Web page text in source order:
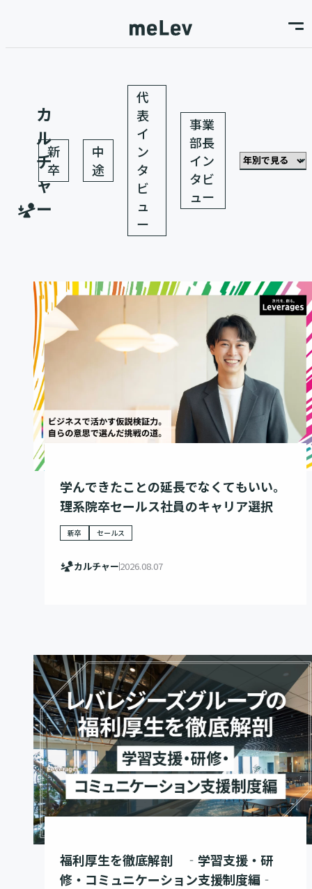
カ
ル
チ
ャ
ー
新
卒
中
途
代
表
イ
ン
タ
ビ
ュ
ー
事業
部長
イン
タビ
ュー
学んできたことの延長でなくてもいい。
理系院卒セールス社員のキャリア選択
新卒 セールス
カルチャー2026.08.07
福利厚生を徹底解剖 ‐学習支援・研
修・コミュニケーション支援制度編‐